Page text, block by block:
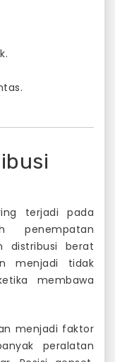
terjadi pada
penempatan
distribusi berat
menjadi tidak
membawa
menjadi faktor
peralatan